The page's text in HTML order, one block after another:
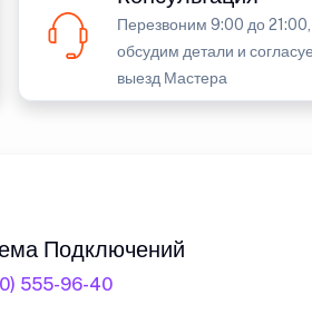
Перезвоним 9:00 до 21:00,
обсудим детали и
выезд Мастера
Подключений
555-96-40